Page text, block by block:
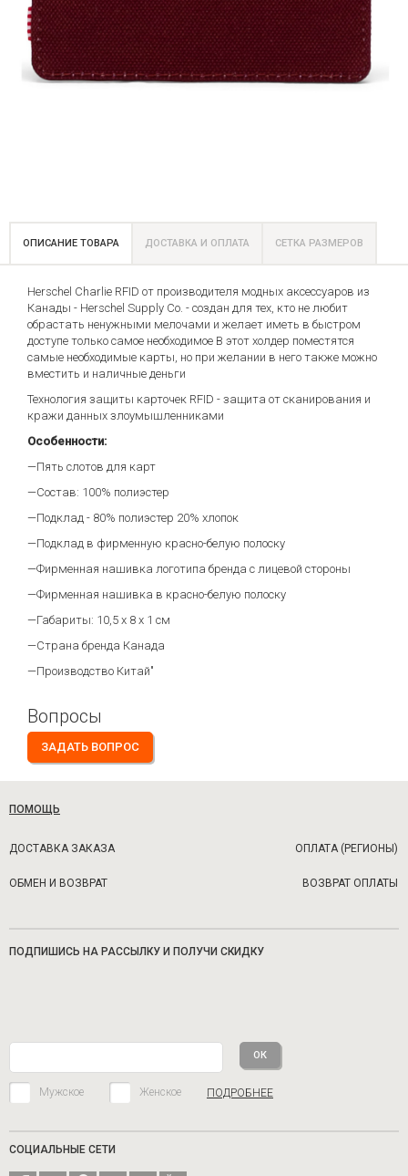
ОПИСАНИЕ ТОВАРА ДОСТАВКА И ОПЛАТА СЕТКА РАЗМЕРОВ
Herschel Charlie RFID от производителя модных аксессуаров из
Канады - Herschel Supply Co. - создан для тех, кто не любит
обрастать ненужными мелочами и желает иметь в быстром
доступе только самое необходимое В этот холдер поместятся
самые необходимые карты, но при желании в него также можно
вместить и наличные деньги
Технология защиты карточек RFID - защита от сканирования и
кражи данных злоумышленниками
Особенности:
—Пять слотов для карт
—Состав: 100% полиэстер
—Подклад - 80% полиэстер 20% хлопок
—Подклад в фирменную красно-белую полоску
—Фирменная нашивка логотипа бренда с лицевой стороны
—Фирменная нашивка в красно-белую полоску
—Габариты: 10,5 х 8 х 1 см
—Страна бренда Канада
—Производство Китай"
Вопросы
ЗАДАТЬ ВОПРОС
ПОМОЩЬ
ДОСТАВКА ЗАКАЗА ОПЛАТА (РЕГИОНЫ)
ОБМЕН И ВОЗВРАТ ВОЗВРАТ ОПЛАТЫ
ПОДПИШИСЬ НА РАССЫЛКУ И ПОЛУЧИ СКИДКУ
Мужское Женское ПОДРОБНЕЕ
СОЦИАЛЬНЫЕ СЕТИ